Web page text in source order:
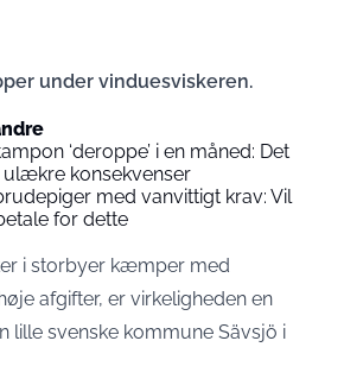
under vinduesviskeren.
‘deroppe’ i en måned: Det
konsekvenser
med vanvittigt krav: Vil
for dette
i storbyer kæmper med
afgifter, er virkeligheden en
lille svenske kommune Sävsjö i